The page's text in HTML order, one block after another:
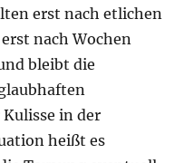
erst nach etlichen
nach Wochen
bleibt die
in der
heißt es